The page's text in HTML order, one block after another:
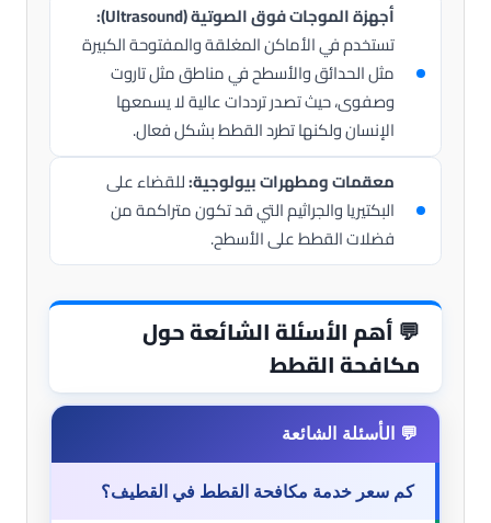
أجهزة الموجات فوق الصوتية (Ultrasound):
تستخدم في الأماكن المغلقة والمفتوحة الكبيرة
مثل الحدائق والأسطح في مناطق مثل تاروت
وصفوى، حيث تصدر ترددات عالية لا يسمعها
الإنسان ولكنها تطرد القطط بشكل فعال.
معقمات ومطهرات بيولوجية:للقضاء على
البكتيريا والجراثيم التي قد تكون متراكمة من
فضلات القطط على الأسطح.
💬أهم الأسئلة الشائعة حول
مكافحة القطط
كم سعر خدمة مكافحة القطط في القطيف؟